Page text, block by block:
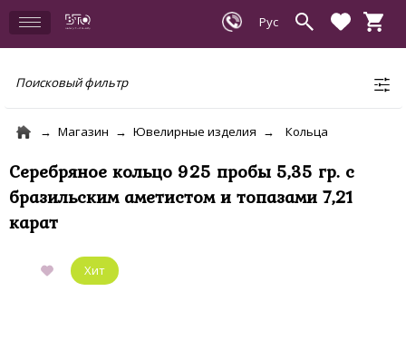
Поисковый фильтр
Магазин Ювелирные изделия Кольца
Серебряное кольцо 925 пробы 5,35 гр. с
бразильским аметистом и топазами 7,21
карат